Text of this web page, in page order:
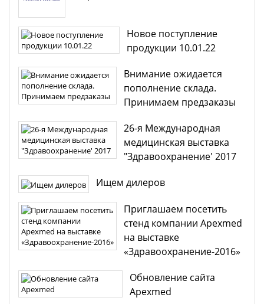
Новое поступление
продукции 10.01.22
Внимание ожидается
пополнение склада.
Принимаем предзаказы
26-я Международная
медицинская выставка
"Здравоохранение' 2017
Ищем дилеров
Приглашаем посетить
стенд компании Apexmed
на выставке
«Здравоохранение-2016»
Обновление сайта
Apexmed